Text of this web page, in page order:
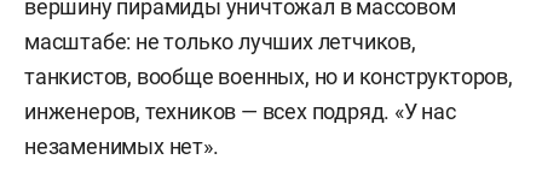
вершину пирамиды уничтожал в массовом
масштабе: не только лучших летчиков,
танкистов, вообще военных, но и конструкторов,
инженеров, техников — всех подряд. «У нас
незаменимых нет».